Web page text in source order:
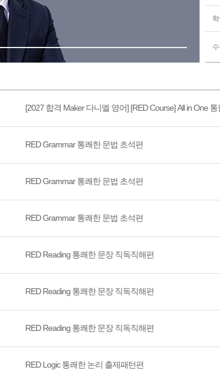
[2027 합격 Maker 다니엘 영어] [RED Course] All in One
RED Grammar 통쾌한 문법 초석편
RED Grammar 통쾌한 문법 초석편
RED Grammar 통쾌한 문법 초석편
RED Reading 통쾌한 문장 직독직해편
RED Reading 통쾌한 문장 직독직해편
RED Reading 통쾌한 문장 직독직해편
RED Logic 통쾌한 논리 출제패턴편